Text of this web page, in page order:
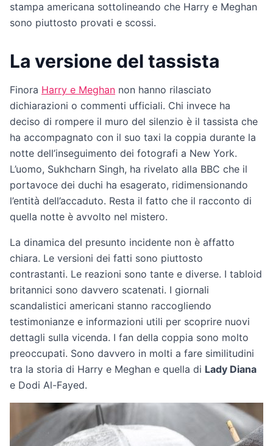
stampa americana sottolineando che Harry e Meghan
sono piuttosto provati e scossi.
La versione del tassista
Finora Harry e Meghan non hanno rilasciato
dichiarazioni o commenti ufficiali. Chi invece ha
deciso di rompere il muro del silenzio è il tassista che
ha accompagnato con il suo taxi la coppia durante la
notte dell’inseguimento dei fotografi a New York.
L’uomo, Sukhcharn Singh, ha rivelato alla BBC che il
portavoce dei duchi ha esagerato, ridimensionando
l’entità dell’accaduto. Resta il fatto che il racconto di
quella notte è avvolto nel mistero.
La dinamica del presunto incidente non è affatto
chiara. Le versioni dei fatti sono piuttosto
contrastanti. Le reazioni sono tante e diverse. I tabloid
britannici sono davvero scatenati. I giornali
scandalistici americani stanno raccogliendo
testimonianze e informazioni utili per scoprire nuovi
dettagli sulla vicenda. I fan della coppia sono molto
preoccupati. Sono davvero in molti a fare similitudini
tra la storia di Harry e Meghan e quella di Lady Diana
e Dodi Al-Fayed.